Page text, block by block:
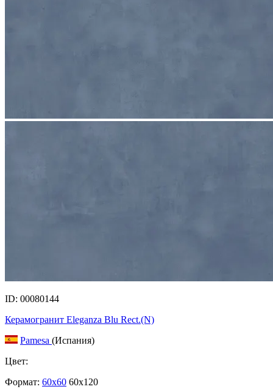
ID: 00080144
Керамогранит Eleganza Blu Rect.(N)
Pamesa (Испания)
Цвет:
Формат: 60x60 60x120